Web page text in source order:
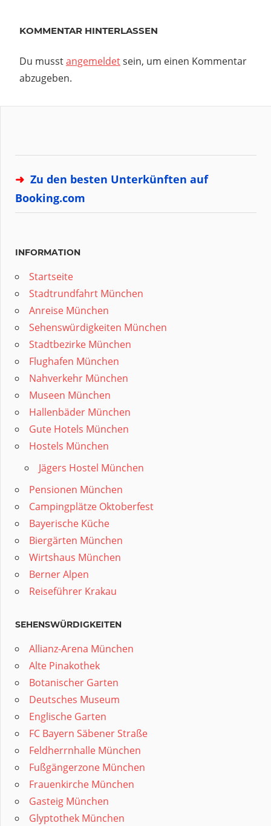
KOMMENTAR HINTERLASSEN
Du musstangemeldetsein, um einen Kommentar
abzugeben.
➜ Zu den besten Unterkünften auf
Booking.com
INFORMATION
Startseite
Stadtrundfahrt München
Anreise München
Sehenswürdigkeiten München
Stadtbezirke München
Flughafen München
Nahverkehr München
Museen München
Hallenbäder München
Gute Hotels München
Hostels München
Jägers Hostel München
Pensionen München
Campingplätze Oktoberfest
Bayerische Küche
Biergärten München
Wirtshaus München
Berner Alpen
Reiseführer Krakau
SEHENSWÜRDIGKEITEN
Allianz-Arena München
Alte Pinakothek
Botanischer Garten
Deutsches Museum
Englische Garten
FC Bayern Säbener Straße
Feldherrnhalle München
Fußgängerzone München
Frauenkirche München
Gasteig München
Glyptothek München